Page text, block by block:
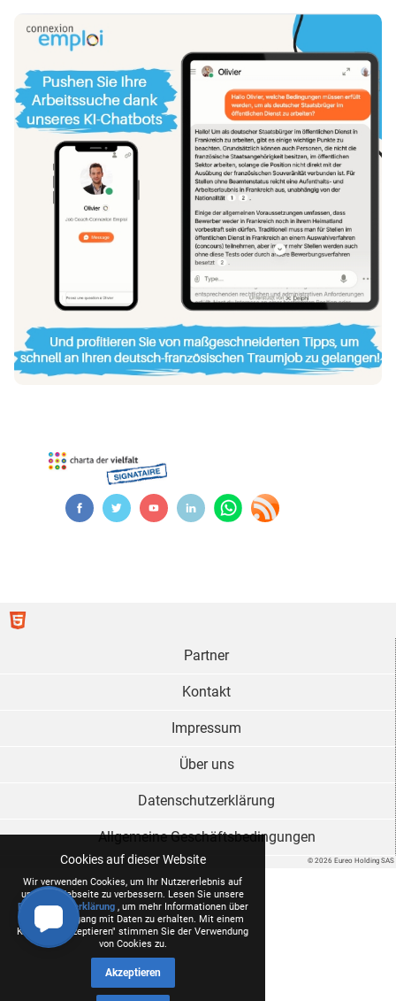
Cookies auf dieser Website
Wir verwenden Cookies, um Ihr Nutzererlebnis auf
unserer Webseite zu verbessern. Lesen Sie unsere
Datenschutzerklärung, um mehr Informationen über
unseren Umgang mit Daten zu erhalten. Mit einem
Klick auf "Akzeptieren" stimmen Sie der Verwendung
von Cookies zu.
Akzeptieren
© 2026 Eureo Holding SAS
Partner
Kontakt
Impressum
Über uns
Datenschutzerklärung
Allgemeine Geschäftsbedingungen